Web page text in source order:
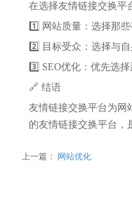
在选择友情链接交换平
1️⃣ 网站质量：选择那
2️⃣ 目标受众：选择与
3️⃣ SEO优化：优先选
🔗 结语
友情链接交换平台为网
的友情链接交换平台，
上一篇： 网站优化